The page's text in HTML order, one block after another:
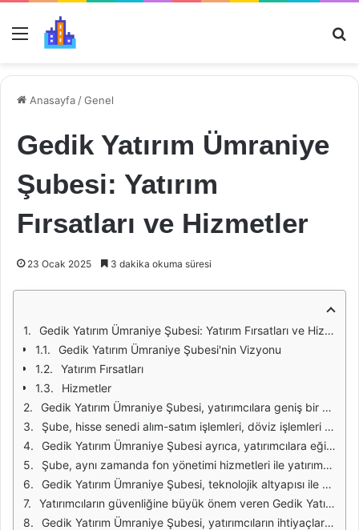
Menü
Anasayfa /Genel
Gedik Yatırım Ümraniye
Şubesi: Yatırım
Fırsatları ve Hizmetler
23 Ocak 2025 3 dakika okuma süresi
Gedik Yatırım Ümraniye Şubesi: Yatırım Fırsatları ve Hizmetler
Gedik Yatırım Ümraniye Şubesi'nin Vizyonu
Yatırım Fırsatları
Hizmetler
Gedik Yatırım Ümraniye Şubesi, yatırımcılara geniş bir yelpazede hizmet sunarak, finansal hedeflerine ulaşmalarına yardımcı olmaktadır. Uzman kadrosu ile piyasa analizleri yaparak, yatırımcıların bilinçli kararlar almasını sağlamaktadır. Müşteri memnuniyetine odaklanarak, her bir yatırımcıya özel çözümler sunan şube, bireysel ve kurumsal yatırımcılar için farklı hizmetler geliştirmiştir.
Şube, hisse senedi alım-satım işlemleri, döviz işlemleri ve emtia ticareti gibi pek çok yatırım aracını sunarak, yatırımcıların portföylerini çeşitlendirmelerine olanak tanımaktadır. Ayrıca, yatırımcıların piyasalardaki fırsatları hızlı bir şekilde değerlendirebilmeleri için gelişmiş bir işlem platformu sunmaktadır. Bu platformda, anlık veriler ve grafiklerle desteklenen bilgiler sayesinde yatırımcılar, bilinçli ve hızlı kararlar alabilirler.
Gedik Yatırım Ümraniye Şubesi ayrıca, yatırımcılara eğitim seminerleri ve webinarlara katılma imkanı sunarak, piyasa bilgilerini artırmalarını hedeflemektedir. Bu eğitimler, yeni başlayanlar için temel bilgilerden ileri düzey stratejilere kadar geniş bir konu yelpazesini kapsamaktadır. Eğitimlerin yanı sıra, yatırımcıların sorularını yanıtlamak ve danışmanlık hizmeti vermek için profesyonel danışmanlar ile birebir görüşme imkanı da sunulmaktadır.
Şube, aynı zamanda fon yönetimi hizmetleri ile yatırımcıların sermayelerini profesyonel yöneticiler tarafından yönetilmesini sağlamaktadır. Portföy yönetimi hizmetleri, yatırımcıların risklerini minimize ederek, potansiyel kazançlarını artırmalarına yardımcı olmaktadır. Gedik Yatırım, müşterilerine özelleştirilmiş yatırım stratejileri sunarak, her bir yatırımcının hedeflerine uygun çözümler geliştirmektedir.
Gedik Yatırım Ümraniye Şubesi, teknolojik altyapısı ile de dikkat çekmektedir. Yatırımcılar, mobil uygulama ve web platformu aracılığıyla, istedikleri her yerden işlemlerini gerçekleştirebilmektedir. Kullanıcı dostu arayüzü sayesinde, yatırımcılar kolaylıkla portföylerini takip edebilmekte ve piyasa trendlerini anlık olarak izleyebilmektedir.
Yatırımcıların güvenliğine büyük önem veren Gedik Yatırım, finansal işlemlerde yüksek güvenlik standartları uygulamaktadır. Veri koruma ve gizlilik politikaları ile yatırımcı bilgileri güvence altına alınmaktadır. Bu sayede, yatırımcılar işlemlerini gönül rahatlığı ile gerçekleştirebilmekte ve yatırımlarını güvenle yönetebilmektedir.
Gedik Yatırım Ümraniye Şubesi, yatırımcıların ihtiyaçlarına yönelik geniş bir hizmet yelpazesi sunarak, finansal hedeflerine ulaşmalarını desteklemektedir. Uzman kadrosu, teknolojik altyapısı ve müşteri odaklı yaklaşımı ile Gedik Yatırım, yatırımcılar için güvenilir bir ortak olmayı sürdürmektedir.